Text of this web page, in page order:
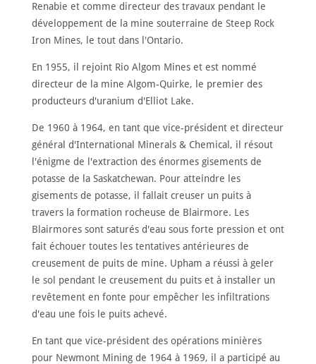
Français
Renabie et comme directeur des travaux pendant le
développement de la mine souterraine de Steep Rock
Iron Mines, le tout dans l'Ontario.
En 1955, il rejoint Rio Algom Mines et est nommé
directeur de la mine Algom-Quirke, le premier des
producteurs d'uranium d'Elliot Lake.
De 1960 à 1964, en tant que vice-président et directeur
général d'International Minerals & Chemical, il résout
l'énigme de l'extraction des énormes gisements de
potasse de la Saskatchewan. Pour atteindre les
gisements de potasse, il fallait creuser un puits à
travers la formation rocheuse de Blairmore. Les
Blairmores sont saturés d'eau sous forte pression et ont
fait échouer toutes les tentatives antérieures de
creusement de puits de mine. Upham a réussi à geler
le sol pendant le creusement du puits et à installer un
revêtement en fonte pour empêcher les infiltrations
d'eau une fois le puits achevé.
En tant que vice-président des opérations minières
pour Newmont Mining de 1964 à 1969, il a participé au